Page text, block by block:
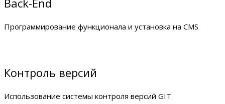
Программирование функционала и установка на CMS
Контроль версий
Использование системы контроля версий GIT